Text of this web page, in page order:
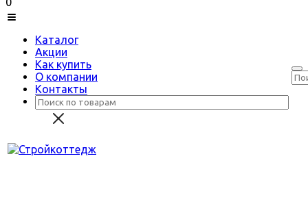
Каталог
Акции
Как купить
О компании
Контакты